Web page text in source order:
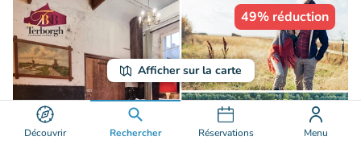
Découvrir Rechercher Réservations Menu
Afficher sur la carte
49% réduction